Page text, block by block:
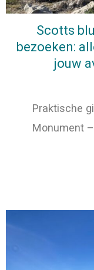
Scotts
bezoeken:
jouw
Praktische
Monument